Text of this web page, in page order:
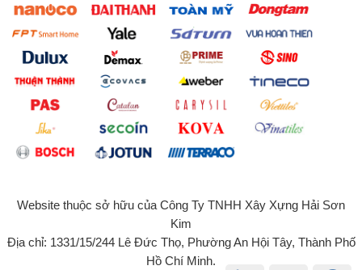
Website thuộc sở hữu của Công Ty TNHH Xây Xựng Hải Sơn
Kim
Địa chỉ: 1331/15/244 Lê Đức Thọ, Phường An Hội Tây, Thành Phố
Hồ Chí Minh.